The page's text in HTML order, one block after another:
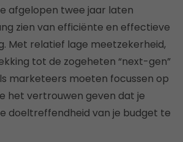
afgelopen twee jaar laten
zien van efficiënte en effectieve
Met relatief lage meetzekerheid,
tot de zogeheten “next-gen”
marketeers moeten focussen op
het vertrouwen geven dat je
doeltreffendheid van je budget te